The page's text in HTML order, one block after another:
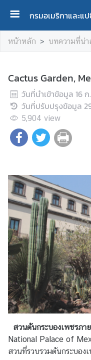
กรมอเมริกาและแ
ห
น้
ร
ก
เ
กี่
ย
บ
เ
ร
า
ข้
อ
มู
ล
ร
า
ย
ป
ร
ะ
หน้าหลัก บทความที่น่
Cactus Garden,
วันที่นำเข้าข้อมูล 16
วันที่ปรับปรุงข้อมูล
5,904 view
สวนต้นกระบองเพชรภา
National Palace of
สวนที่รวบรวมต้นกระบอง